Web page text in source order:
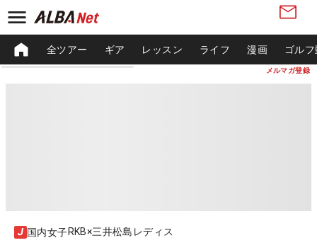
メルマガ登録
全ツアー ギア レッスン ライフ 漫画 ゴル
国内女子RKB×三井松島レディス